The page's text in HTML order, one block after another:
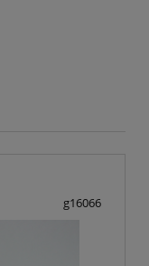
g16066